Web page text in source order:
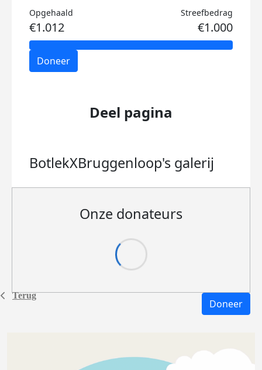
Terug
Opgehaald
€1.012
Streefbedrag
€1.000
Doneer
Deel pagina
BotlekXBruggenloop's galerij
Onze donateurs
Doneer